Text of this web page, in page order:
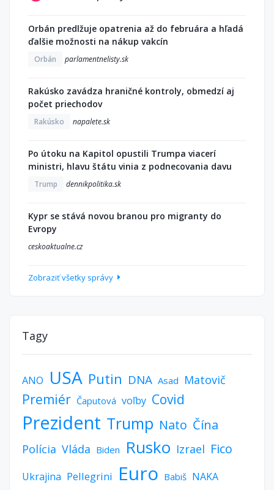
Orbán predlžuje opatrenia až do februára a hľadá
ďalšie možnosti na nákup vakcín
Orbán parlamentnelisty.sk
Rakúsko zavádza hraničné kontroly, obmedzí aj
počet priechodov
Rakúsko napalete.sk
Po útoku na Kapitol opustili Trumpa viacerí
ministri, hlavu štátu vinia z podnecovania davu
Trump dennikpolitika.sk
Kypr se stává novou branou pro migranty do
Evropy
ceskoaktualne.cz
Zobraziť všetky správy
Tagy
ANO USA Putin DNA Asad Matovič
Premiér Čaputová voľby Covid
Prezident Trump Nato Čína
Polícia Vláda Biden Rusko Izrael Fico
Ukrajina Pellegrini Euro Babiš NAKA